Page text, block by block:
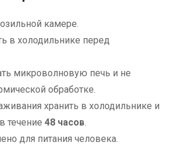
камере.
в холодильнике перед
микроволновую печь и не
обработке.
хранить в холодильнике и
течение 48 часов.
для питания человека.